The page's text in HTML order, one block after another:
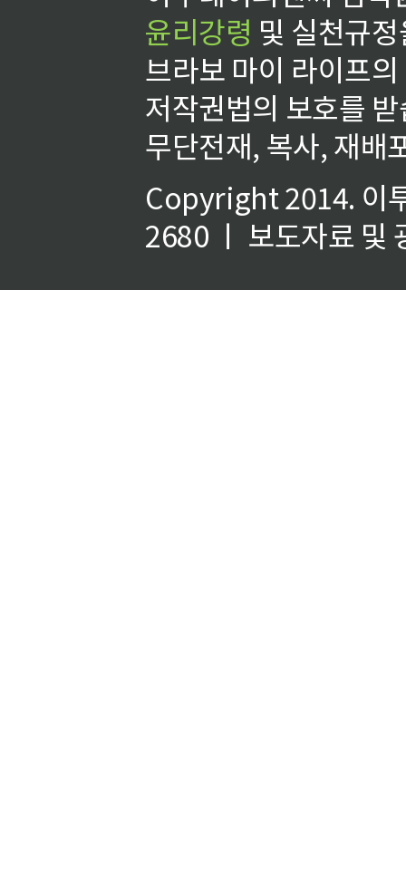
윤리강령 및 실천규
브라보 마이 라이프
저작권법의 보호를
무단전재, 복사, 재배
Copyright 2014. 이
2680 ㅣ 보도자료